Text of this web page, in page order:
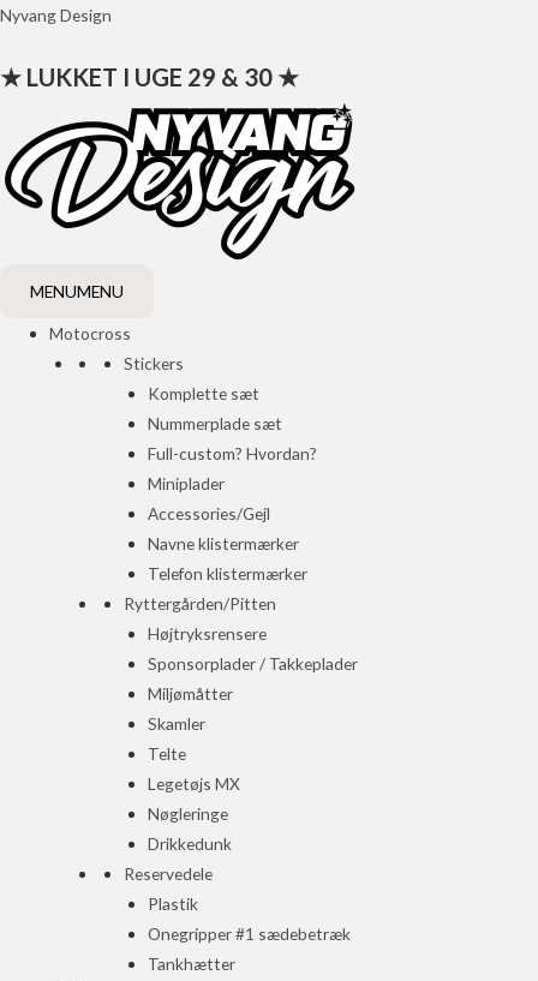
Gå
indholdet
Nyvang Design
★ LUKKET I UGE 29 & 30 ★
MENUMENU
Motocross
Stickers
Komplette sæt
Nummerplade sæt
Full-custom? Hvordan?
Miniplader
Accessories/Gejl
Navne klistermærker
Telefon klistermærker
Ryttergården/Pitten
Højtryksrensere
Sponsorplader / Takkeplader
Miljømåtter
Skamler
Telte
Legetøjs MX
Nøgleringe
Drikkedunk
Reservedele
Plastik
Onegripper #1 sædebetræk
Tankhætter